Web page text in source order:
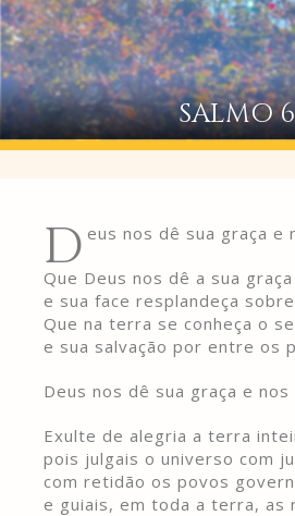
SALMO
D eus nos dê sua graça e
Que Deus nos dê a sua
e sua face resplandeça
Que na terra se conheça o
e sua salvação por entre os
Deus nos dê sua graça e nos
Exulte de alegria a terra
pois julgais o universo com
com retidão os povos
e guiais, em toda a terra, as